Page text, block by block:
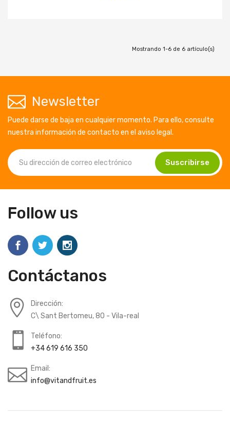
Mostrando 1-6 de 6 artículo(s)
Newsletter
Puede darse de baja en cualquier momento. Para ello, consulte
nuestra información de contacto en el aviso legal.
Follow us
Contáctanos
Dirección:
C\ Sant Bertomeu, 80 - Vila-real
Teléfono:
+34 619 616 350
Email:
info@vitandfruit.es